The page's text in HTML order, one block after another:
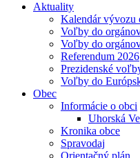
Aktuality
Kalendár vývozu
Voľby do
Voľby do
Referendum 2026
Prezidenské
Voľby do
Obec
Informácie o obci
Uhorská
Kronika obce
Spravodaj
Orientačný plán